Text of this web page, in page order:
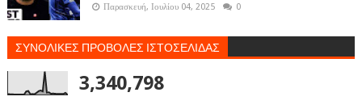
Παρασκευή, Ιουλίου 04, 2025 0
ΣΥΝΟΛΙΚΕΣ ΠΡΟΒΟΛΕΣ ΙΣΤΟΣΕΛΙΔΑΣ
3,340,798